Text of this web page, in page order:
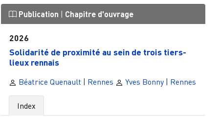
Publication | Chapitre d'ouvrage
2026
Solidarité de proximité au sein de trois tiers-
lieux rennais
Béatrice Quenault Rennes Yves Bonny| Rennes
Index